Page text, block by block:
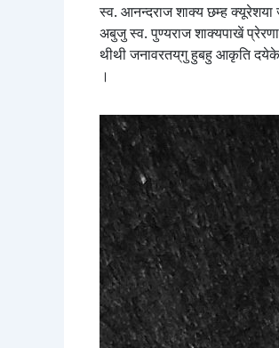
स्व. आनन्दराज शाक्य छम्ह
अबुजु स्व. पुण्यराज शाक्यपाखें
थीथी जनावरतय्‌गु हुबहु आकृति
।